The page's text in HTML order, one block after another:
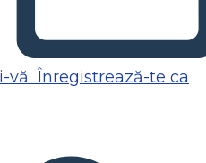
vă Înregistrează-te ca